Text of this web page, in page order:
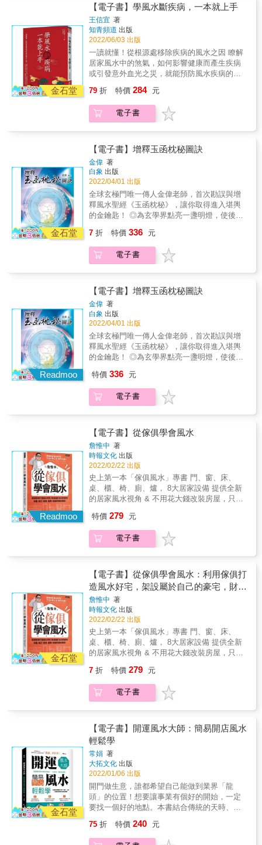
的景緻。 讓「窺命人」劉謹銘跟你分享那些 與
命運擦身而過，所留下來的精彩故事。 & 當年
以算命為業的祥叔主動提出要收我為徒，說我
八字是個好材料，學算命風水，肯定能學得
快，學得好。母親嚴厲拒絕，說我是師範公費
生，一輩子吃公家飯，拿出紅包遞了過去便走
了。 & 這一路走來，我讀完師範學院，分發到
小學教書，接著去讀研究所，最後還拿到博士
學位，到大專院校當教授。可萬萬沒想到，縱
趣，人生繞了好大一圈，最後居然放棄大專教
職，選擇當一個算命師。 & 看來，命運真是不
可思議，祥叔當日的話，還是應驗了。 &
金石堂
【電子書】學風水斷疾病，一本就上手
王信宜 著
知青頻道 出版
2022/06/03 出版
一讀就懂！從根源處移除疾病的風水之因 瞭解
居家風水中的煞氣，如何影響健康而產生疾病
或引發意外血光之災，就能預防風水疾病的發
在治療思路與治法上，運用了「同聲相應、同
氣相求」的原理，也應用了五行生剋的補虛洩
實治則。這些中醫的思路與治則，和風水之道
所論述的風水疾病時，也有著更深入的體悟。
筆者在紐西蘭執業中醫多年，發現某些患者的
病因，除了生理、心理上的問題外，和居家的
風水環境也有很大的關聯，如居住在密不通風
的地下室，或家中存在著陰暗潮濕的嚴重濕
氣︙︙等問題。 這些由居家環境不良所產生的
疾病問題，都不是僅藉由扎針或服用中藥，就
可以完全解決的，必須要找到風水致病的真正
病因，並解決風水失調及煞氣的問題，才有辦
治療疾病上，必須要先掌握疾病發生的原因，
才不會只是做到治標而無法治本，這一點可以
當作讀者及醫者的參考。 &
79 折 特價 284 元
電子書
金石堂
【電子書】增釋玉函枕秘圖訣
金偉 著
白象 出版
2022/04/01 出版
全球玄極門唯一傳人金偉老師，首次勘誤與增
釋風水聖經《玉函枕秘》，讓你取得進入堪輿
的金鑰匙！ ◎為玄學界點亮一盞明燈，使後學
將風水學導入更高境界！ ◎圖訣雙傳，弘揚古
典風水之正宗！ 莫小看風水上的誤與短， 那會
導致整個家庭甚至家族的成敗榮枯！ 先賢云：
&mdash;&mdash;《葬書》與「楊公五經」，
切莫輕言已經出師，以免害人害己！ 堪輿學
派，百家紛出，真偽混淆， 古籍《玉函枕秘》
和《四十八局圖訣》 才是讀懂風水「四書五
經」完美寶庫的金鑰匙！ 金偉老師三十多年來
嚴謹探究各家學理， 並跋山涉水對眾多古今風
水實例進行反復堪驗， 今以其深厚學養和豐富
經驗， 增釋風水聖經《玉函枕秘》並加附圖與
7 折 特價 336 元
電子書
Readmoo
【電子書】增釋玉函枕秘圖訣
金偉 著
白象 出版
2022/04/01 出版
全球玄極門唯一傳人金偉老師，首次勘誤與增
釋風水聖經《玉函枕秘》，讓你取得進入堪輿
的金鑰匙！ ◎為玄學界點亮一盞明燈，使後學
將風水學導入更高境界！ ◎圖訣雙傳，弘揚古
典風水之正宗！ 莫小看風水上的誤與短， 那會
導致整個家庭甚至家族的成敗榮枯！ 先賢云：
&mdash;&mdash;《葬書》與「楊公五經」，
切莫輕言已經出師，以免害人害己！ 堪輿學
派，百家紛出，真偽混淆， 古籍《玉函枕秘》
和《四十八局圖訣》 才是讀懂風水「四書五
經」完美寶庫的金鑰匙！ 金偉老師三十多年來
嚴謹探究各家學理， 並跋山涉水對眾多古今風
水實例進行反復堪驗， 今以其深厚學養和豐富
經驗， 增釋風水聖經《玉函枕秘》並加附圖與
特價 336 元
電子書
Readmoo
【電子書】從傢俱學會風水
詹惟中 著
時報文化 出版
2022/02/22 出版
史上第一本「傢俱風水」專書 門、窗、床、
桌、櫃、椅、廁、爐， 8大居家設備 提供全新
的居家風水視角 & 不用花大錢改裝房屋，只要
俱種類百百款，你知道什麼樣的款式才能為居
家風水加分嗎？ & 想從傢具提升運勢，你要知
道&hellip;&hellip; 大門打開直接看見臥室房
戶，這代表會有異地的爛桃花！ 書桌後面如果
有走道、有床，會讓小孩讀書時心神不寧！ 座
位的右後方如果有L 型轉角，就可以藏風納
氣！ & 風水大師詹惟中，用最清楚的文字，呈
現專業的傢俱風水，讓你透過家具，為自己的
財運、桃花、事業、健康大大加分！ & 8大居
家設備，門、窗、床、桌、櫃、椅、馬桶、爐
灶，分析前朱雀、後玄武、上天羅、下地網、
左青龍、右白虎，讓你從中掌握傢俱風水，為
自己打造風水好宅，坐在家就能吸收好的能量
改善你的生活狀況！ & 本書特色 & 1、跳脫過
去使用羅盤看東南西北的傳統迷思，利用上下
左右前後的概念統整傢俱風水。 2、簡化艱澀
懂，同時也讓風水年輕化。 3、風水不侷限在
有錢人，提供小資族也可以擁有風水好宅的獨
家祕法。
特價 279 元
電子書
金石堂
【電子書】從傢俱學會風水：利用傢俱打
造風水好宅，架設屬於自己的豪宅，財
運、桃花、事業、健康，各種好運樣樣
來！
詹惟中 著
時報文化 出版
2022/02/22 出版
史上第一本「傢俱風水」專書 門、窗、床、
桌、櫃、椅、廁、爐， 8大居家設備 提供全新
的居家風水視角 & 不用花大錢改裝房屋，只要
俱種類百百款，你知道什麼樣的款式才能為居
家風水加分嗎？ & 想從傢具提升運勢，你要知
道&hellip;&hellip; 大門打開直接看見臥室房
戶，這代表會有異地的爛桃花！ 書桌後面如果
有走道、有床，會讓小孩讀書時心神不寧！ 座
位的右後方如果有L 型轉角，就可以藏風納
氣！ & 風水大師詹惟中，用最清楚的文字，呈
現專業的傢俱風水，讓你透過家具，為自己的
財運、桃花、事業、健康大大加分！ & 8大居
家設備，門、窗、床、桌、櫃、椅、馬桶、爐
灶，分析前朱雀、後玄武、上天羅、下地網、
左青龍、右白虎，讓你從中掌握傢俱風水，為
自己打造風水好宅，坐在家就能吸收好的能量
改善你的生活狀況！ & 本書特色 & 1、跳脫過
7 折 特價 279 元
電子書
金石堂
【電子書】開運風水大師：簡易開店風水
輕鬆學
常娟 著
大拓文化 出版
2022/01/06 出版
開門做生意，誰都希望自己能做到業界「龍
頭」的位置！想要讓事業有個好的開始，一定
要找一個好的地點。本書結合傳統的天時、地
時運，體現於商業及市場行情；地，指地理環
境和位置等恰當的安排和配合；人，指處事方
75 折 特價 240 元